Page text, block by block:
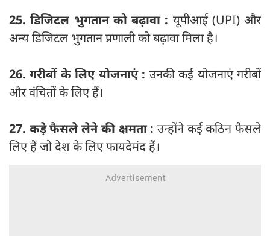
25. डिजिटल भुगतान को बढ़ावा : यूपीआई (UPI) और
अन्य डिजिटल भुगतान प्रणाली को बढ़ावा मिला है।
26. गरीबों के लिए योजनाएं : उनकी कई योजनाएं गरीबों
और वंचितों के लिए हैं।
27. कड़े फैसले लेने की क्षमता : उन्होंने कई कठिन फैसले
लिए हैं जो देश के लिए फायदेमंद हैं।